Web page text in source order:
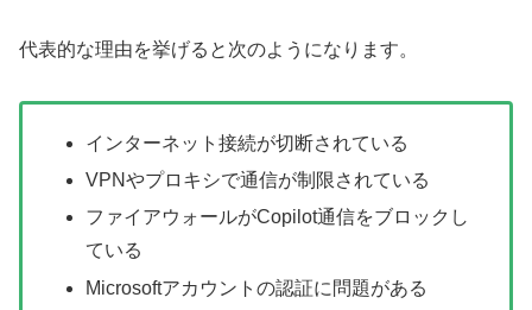
代表的な理由を挙げると次のようになります。
インターネット接続が切断されている
VPNやプロキシで通信が制限されている
ファイアウォールがCopilot通信をブロックし
ている
Microsoftアカウントの認証に問題がある